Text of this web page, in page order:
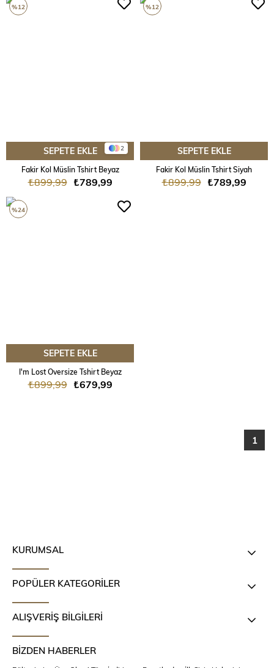
2
SEPETE EKLE
Fakir Kol Müslin Tshirt Beyaz
₺789,99
₺899,99
%12
SEPETE EKLE
Fakir Kol Müslin Tshirt Siyah
₺789,99
₺899,99
%12
SEPETE EKLE
I'm Lost Oversize Tshirt Beyaz
₺679,99
₺899,99
%24
1
KURUMSAL
POPÜLER KATEGORİLER
ALIŞVERİŞ BİLGİLERİ
BİZDEN HABERLER